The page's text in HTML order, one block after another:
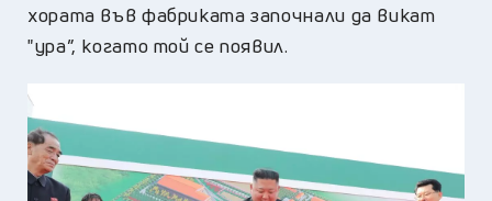
хората във фабриката започнали да викат
"ура”, когато той се появил.